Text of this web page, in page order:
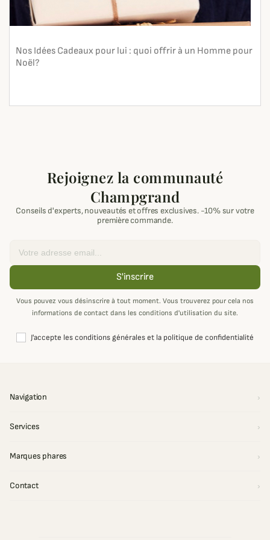
Nos Idées Cadeaux pour lui : quoi offrir à un Homme pour
Noël?
Rejoignez la communauté
Champgrand
Conseils d'experts, nouveautés et offres exclusives. -10% sur votre
première commande.
S'inscrire
Vous pouvez vous désinscrire à tout moment. Vous trouverez pour cela nos
informations de contact dans les conditions d'utilisation du site.
J'accepte les conditions générales et la politique de confidentialité
Navigation
Services
Marques phares
Contact